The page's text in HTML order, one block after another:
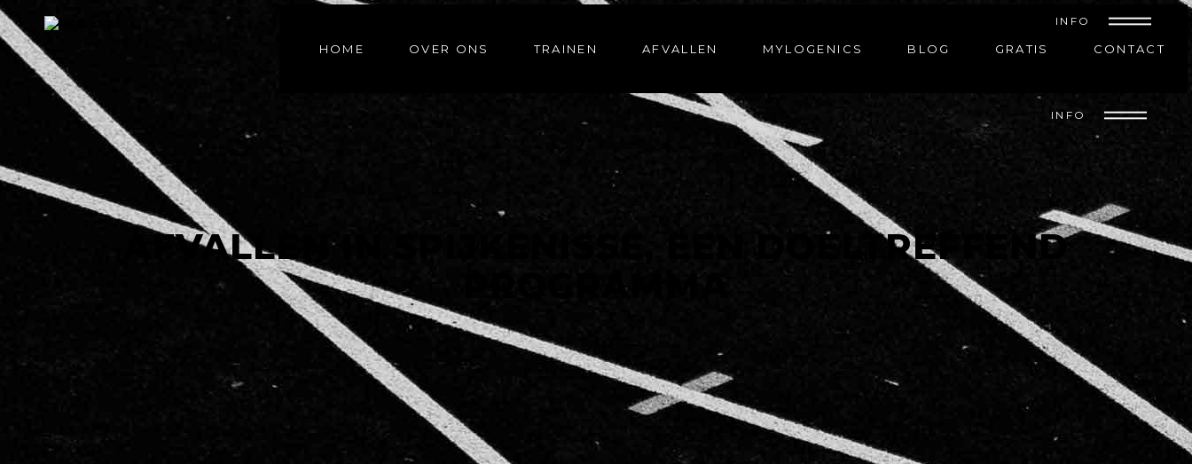
HOME OVER ONS TRAINEN AFVALLEN MYLOGENICS BLOG GRATIS CONTACT
INFO
INFO
AFVALLEN IN SPIJKENISSE, EEN DOELTREFFEND
PROGRAMMA